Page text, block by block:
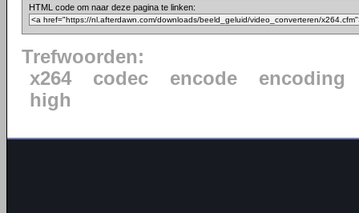
HTML code om naar deze pagina te linken:
Trefwoorden:
x264
codec encode
encoding
high